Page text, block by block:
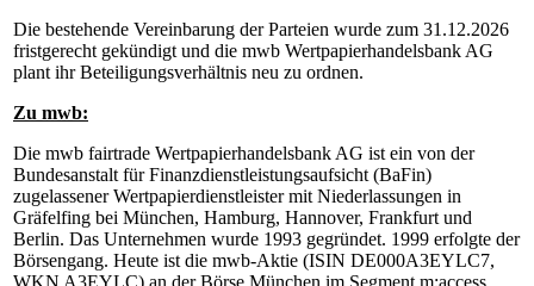
Die bestehende Vereinbarung der Parteien wurde zum 31.12.2026
fristgerecht gekündigt und die mwb Wertpapierhandelsbank AG
plant ihr Beteiligungsverhältnis neu zu ordnen.
Zu mwb:
Die mwb fairtrade Wertpapierhandelsbank AG ist ein von der
Bundesanstalt für Finanzdienstleistungsaufsicht (BaFin)
zugelassener Wertpapierdienstleister mit Niederlassungen in
Gräfelfing bei München, Hamburg, Hannover, Frankfurt und
Berlin. Das Unternehmen wurde 1993 gegründet. 1999 erfolgte der
Börsengang. Heute ist die mwb-Aktie (ISIN DE000A3EYLC7,
WKN A3EYLC) an der Börse München im Segment m:access